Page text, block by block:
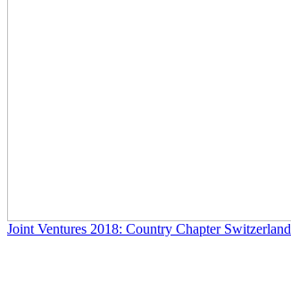
Joint Ventures 2018: Country Chapter Switzerland